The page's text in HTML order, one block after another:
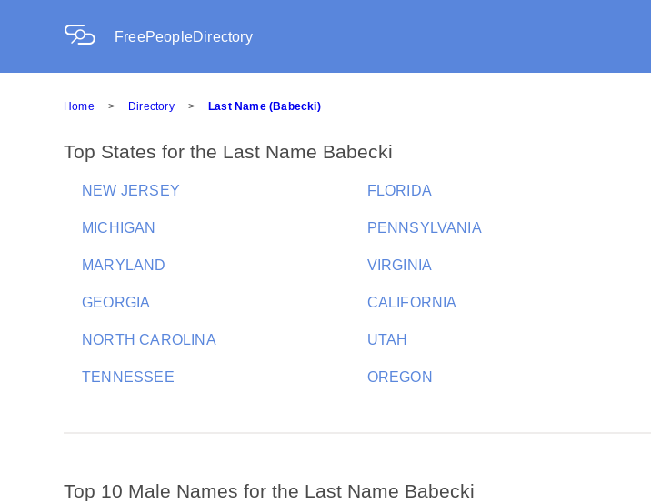
FreePeopleDirectory
Home > Directory > Last Name (Babecki)
Top States for the Last Name Babecki
NEW JERSEY FLORIDA
MICHIGAN PENNSYLVANIA
MARYLAND VIRGINIA
GEORGIA CALIFORNIA
NORTH CAROLINA UTAH
TENNESSEE OREGON
Top 10 Male Names for the Last Name Babecki